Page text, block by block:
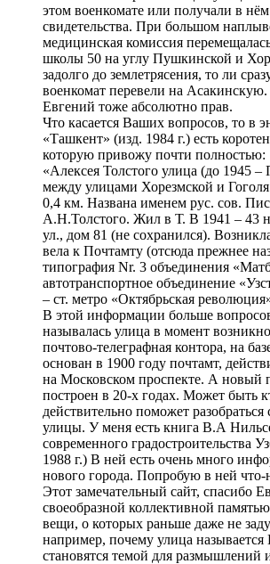
этом военкомате или получали в
свидетельства. При большом
медицинская комиссия
школы 50 на углу Пушкинской и
задолго до землетрясения, то ли
военкомат перевели на
Евгений тоже абсолютно прав.
Что касается Ваших вопросов, то в
«Ташкент» (изд. 1984 г.) есть
которую привожу почти полностью:
«Алексея Толстого улица (до 1945 –
между улицами Хорезмской и
0,4 км. Названа именем рус. сов.
А.Н.Толстого. Жил в Т. В 1941 – 43
ул., дом 81 (не сохранился).
вела к Почтамту (отсюда прежнее
типография Nr. 3 объединения
автотранспортное объединение
– ст. метро «Октябрьская
В этой информации больше
называлась улица в момент
почтово-телеграфная контора, на
основан в 1900 году почтамт,
на Московском проспекте. А новый
построен в 20-х годах. Может быть
действительно поможет
улицы. У меня есть книга В.А
современного градостроительства
1988 г.) В ней есть очень много
нового города. Попробую в ней что-
Этот замечательный сайт, спасибо
своеобразной коллективной
вещи, о которых раньше даже не
например, почему улица называется
становятся темой для размышлений